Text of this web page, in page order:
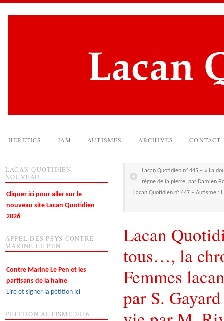
HERETICS JAM AUTISMES ARCHIVES CONTACT
Lacan Quotidien n° 445 – « La
règne de la pierre, par Damien
Lacan Quotidien n° 447 – Autisme :
Lacan
tous…, la
Femmes
par S.
LACAN QUOTIDIEN
NOUVEAU
Cliquer ici pour aller sur le
nouveau site Lacan Quotidien
2026
APPEL DES PSYS CONTRE
MARINE LE PEN
Contre Marine Le Pen et les
partisans de la haine
Lire et signer la pétition ici
PETITION AUTISME 2016